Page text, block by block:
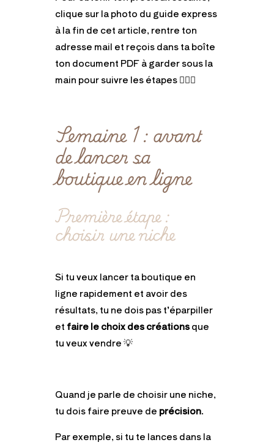
clique sur la photo du guide express
à la fin de cet article, rentre ton
adresse mail et reçois dans ta boîte
ton document PDF à garder sous la
main pour suivre les étapes 👌🏻🔥
Semaine 1 : avant
de lancer sa
boutique en ligne
Première étape :
choisir une niche
Si tu veux lancer ta boutique en
ligne rapidement et avoir des
résultats, tu ne dois pas t’éparpiller
et faire le choix des créationsque
tu veux vendre 💡
Quand je parle de choisir une niche,
tu dois faire preuve de précision.
Par exemple, si tu te lances dans la